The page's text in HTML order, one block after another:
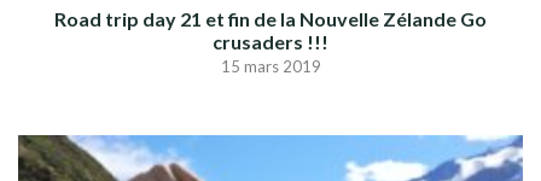
Road trip day 21 et fin de la Nouvelle Zélande Go
crusaders !!!
15 mars 2019